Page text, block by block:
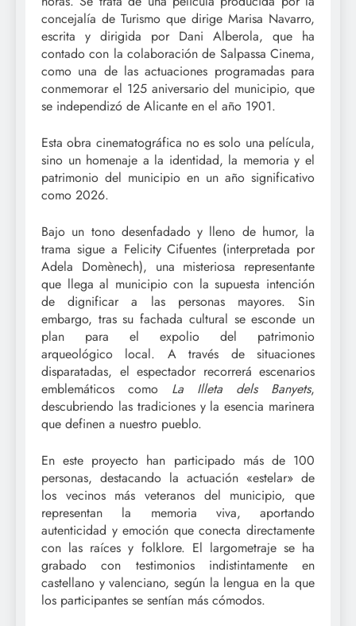
concejalía de Turismo que dirige Marisa Navarro,
escrita y dirigida por Dani Alberola, que ha
contado con la colaboración de Salpassa Cinema,
como una de las actuaciones programadas para
conmemorar el 125 aniversario del municipio, que
se independizó de Alicante en el año 1901.
Esta obra cinematográfica no es solo una película,
sino un homenaje a la identidad, la memoria y el
patrimonio del municipio en un año significativo
como 2026.
Bajo un tono desenfadado y lleno de humor, la
trama sigue a Felicity Cifuentes (interpretada por
Adela Domènech), una misteriosa representante
que llega al municipio con la supuesta intención
de dignificar a las personas mayores. Sin
embargo, tras su fachada cultural se esconde un
plan para el expolio del patrimonio
arqueológico local. A través de situaciones
disparatadas, el espectador recorrerá escenarios
emblemáticos como La Illeta dels Banyets,
descubriendo las tradiciones y la esencia marinera
que definen a nuestro pueblo.
En este proyecto han participado más de 100
personas, destacando la actuación «estelar» de
los vecinos más veteranos del municipio, que
representan la memoria viva, aportando
autenticidad y emoción que conecta directamente
con las raíces y folklore. El largometraje se ha
grabado con testimonios indistintamente en
castellano y valenciano, según la lengua en la que
los participantes se sentían más cómodos.